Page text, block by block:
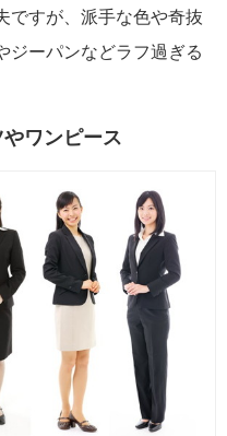
ですが、派手な色や奇抜
ジーパンなどラフ過ぎる
ワンピース